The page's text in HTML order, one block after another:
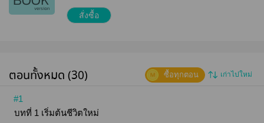
ไหนๆ เราก็เคยรักกัน ที่ผ่านมาพี่หลงเข้าใจผิด คิดว่าเธอ
อยากจะเก็บความบริสุทธิ์เอาไว้จนถึงวันแต่งงานของเรา
สั่งซื้อ
ตอนทั้งหมด (30) เก่าไปใหม่
ซื้อทุกตอน
#1
บทที่ 1 เริ่มต้นชีวิตใหม่